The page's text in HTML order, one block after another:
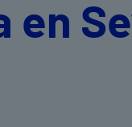
en